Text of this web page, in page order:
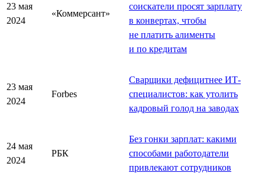
23 мая
2024
«Коммерсант»
соискатели просят зарплату
в конвертах, чтобы
не платить алименты
и по кредитам
23 мая
2024
Forbes
Сварщики дефицитнее ИТ-
специалистов: как утолить
кадровый голод на заводах
24 мая
2024
РБК
Без гонки зарплат: какими
способами работодатели
привлекают сотрудников